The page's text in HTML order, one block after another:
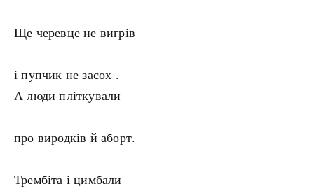
Ще черевце не вигрів
і пупчик не засох .
А люди пліткували
про виродків й аборт.
Трембіта і цимбали